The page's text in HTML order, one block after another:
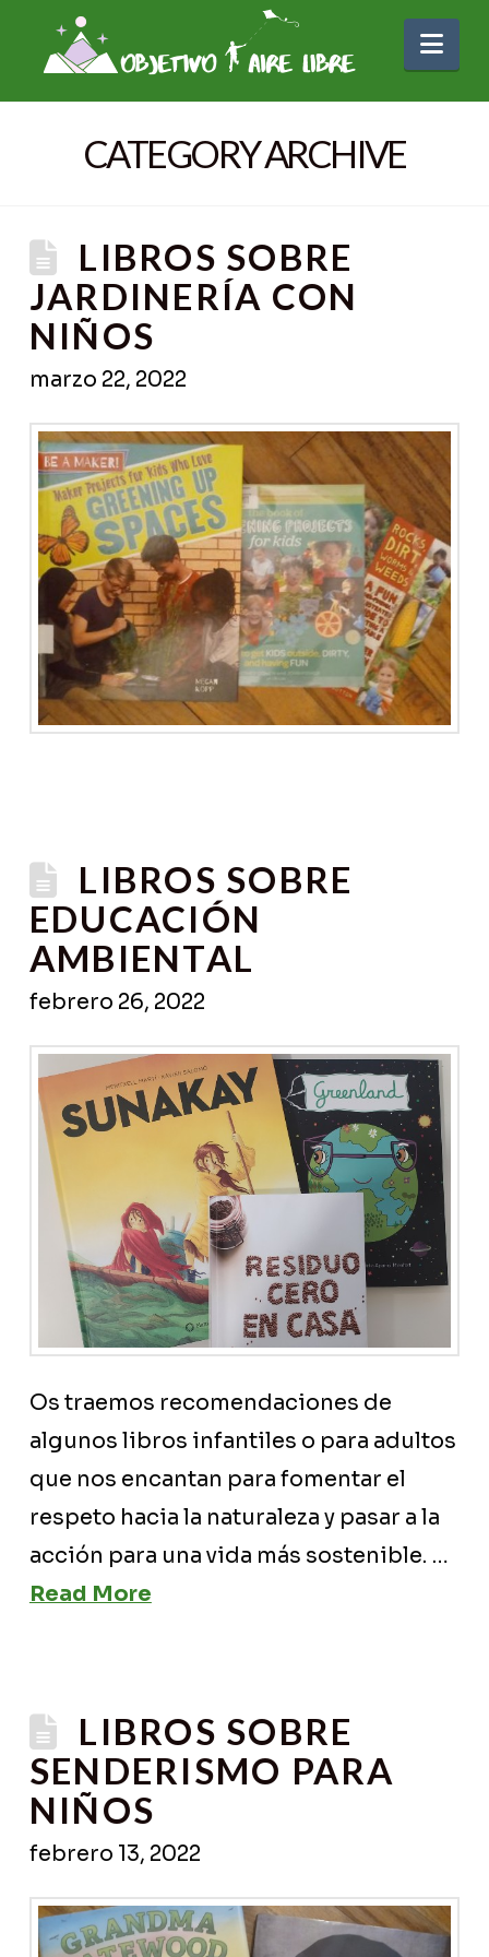
CATEGORY ARCHIVE
LIBROS SOBRE
JARDINERÍA CON
NIÑOS
marzo 22, 2022
LIBROS SOBRE
EDUCACIÓN
AMBIENTAL
febrero 26, 2022
Os traemos recomendaciones de
algunos libros infantiles o para adultos
que nos encantan para fomentar el
respeto hacia la naturaleza y pasar a la
acción para una vida más sostenible. …
Read More
LIBROS SOBRE
SENDERISMO PARA
NIÑOS
febrero 13, 2022